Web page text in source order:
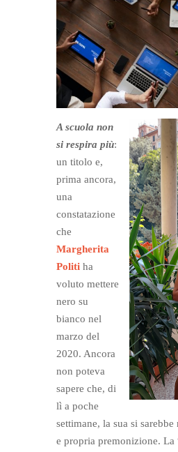
A scuola non
si respira più:
un titolo e,
prima ancora,
una
constatazione
che
Margherita
Politiha
voluto mettere
nero su
bianco nel
marzo del
2020. Ancora
non poteva
sapere che, di
lì a poche
settimane, la sua si
e propria premonizione. La